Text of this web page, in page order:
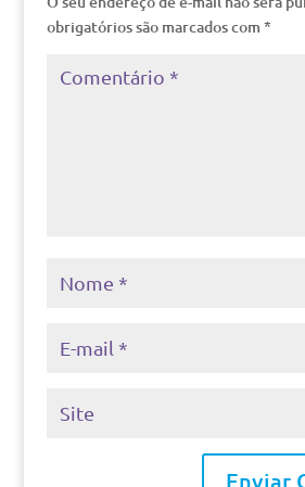
obrigatórios são marcados com *